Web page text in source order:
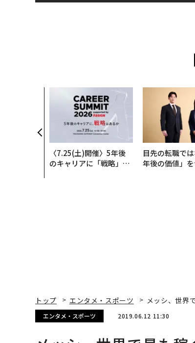
〈7.25(土)開催〉5年後
のキャリアに「戦略」は
目先の転職で
年後の価値」
トップ エンタメ・スポーツ メッシ、世界
エンタメ・スポーツ 2019.06.12 11:30